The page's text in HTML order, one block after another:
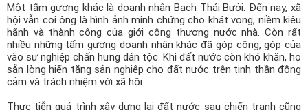
Một tấm gương khác là doanh nhân Bạch Thái Bưởi. Đến nay, xã
hội vẫn coi ông là hình ảnh minh chứng cho khát vọng, niềm kiêu
hãnh và thành công của giới công thương nước nhà. Còn rất
nhiều những tấm gương doanh nhân khác đã góp công, góp của
vào sự nghiệp chấn hưng dân tộc. Khi đất nước còn khó khăn, họ
sẵn lòng hiến tặng sản nghiệp cho đất nước trên tinh thần đồng
cảm và trách nhiệm với xã hội.
Thực tiễn quá trình xây dựng lại đất nước sau chiến tranh cũng